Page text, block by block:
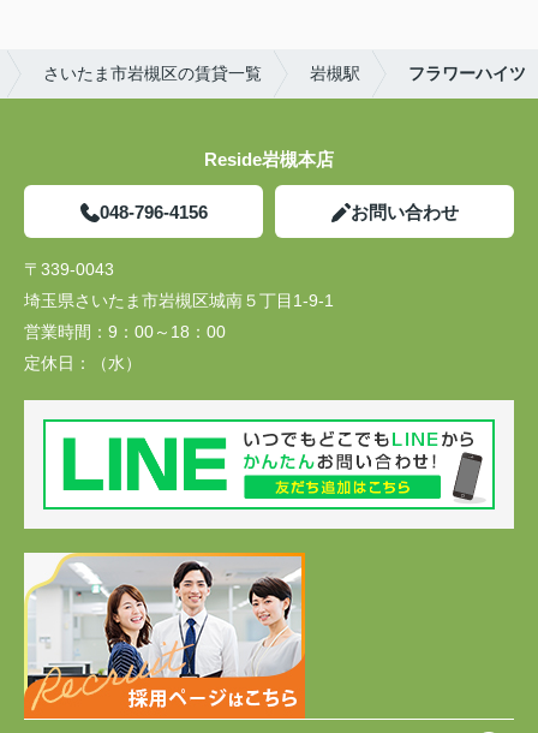
さいたま市岩槻区の賃貸一覧 岩槻駅 フラワーハイツ
Reside岩槻本店
048-796-4156 お問い合わせ
〒339-0043
埼玉県さいたま市岩槻区城南５丁目1-9-1
営業時間： 9：00～18：00
定休日：
（水）